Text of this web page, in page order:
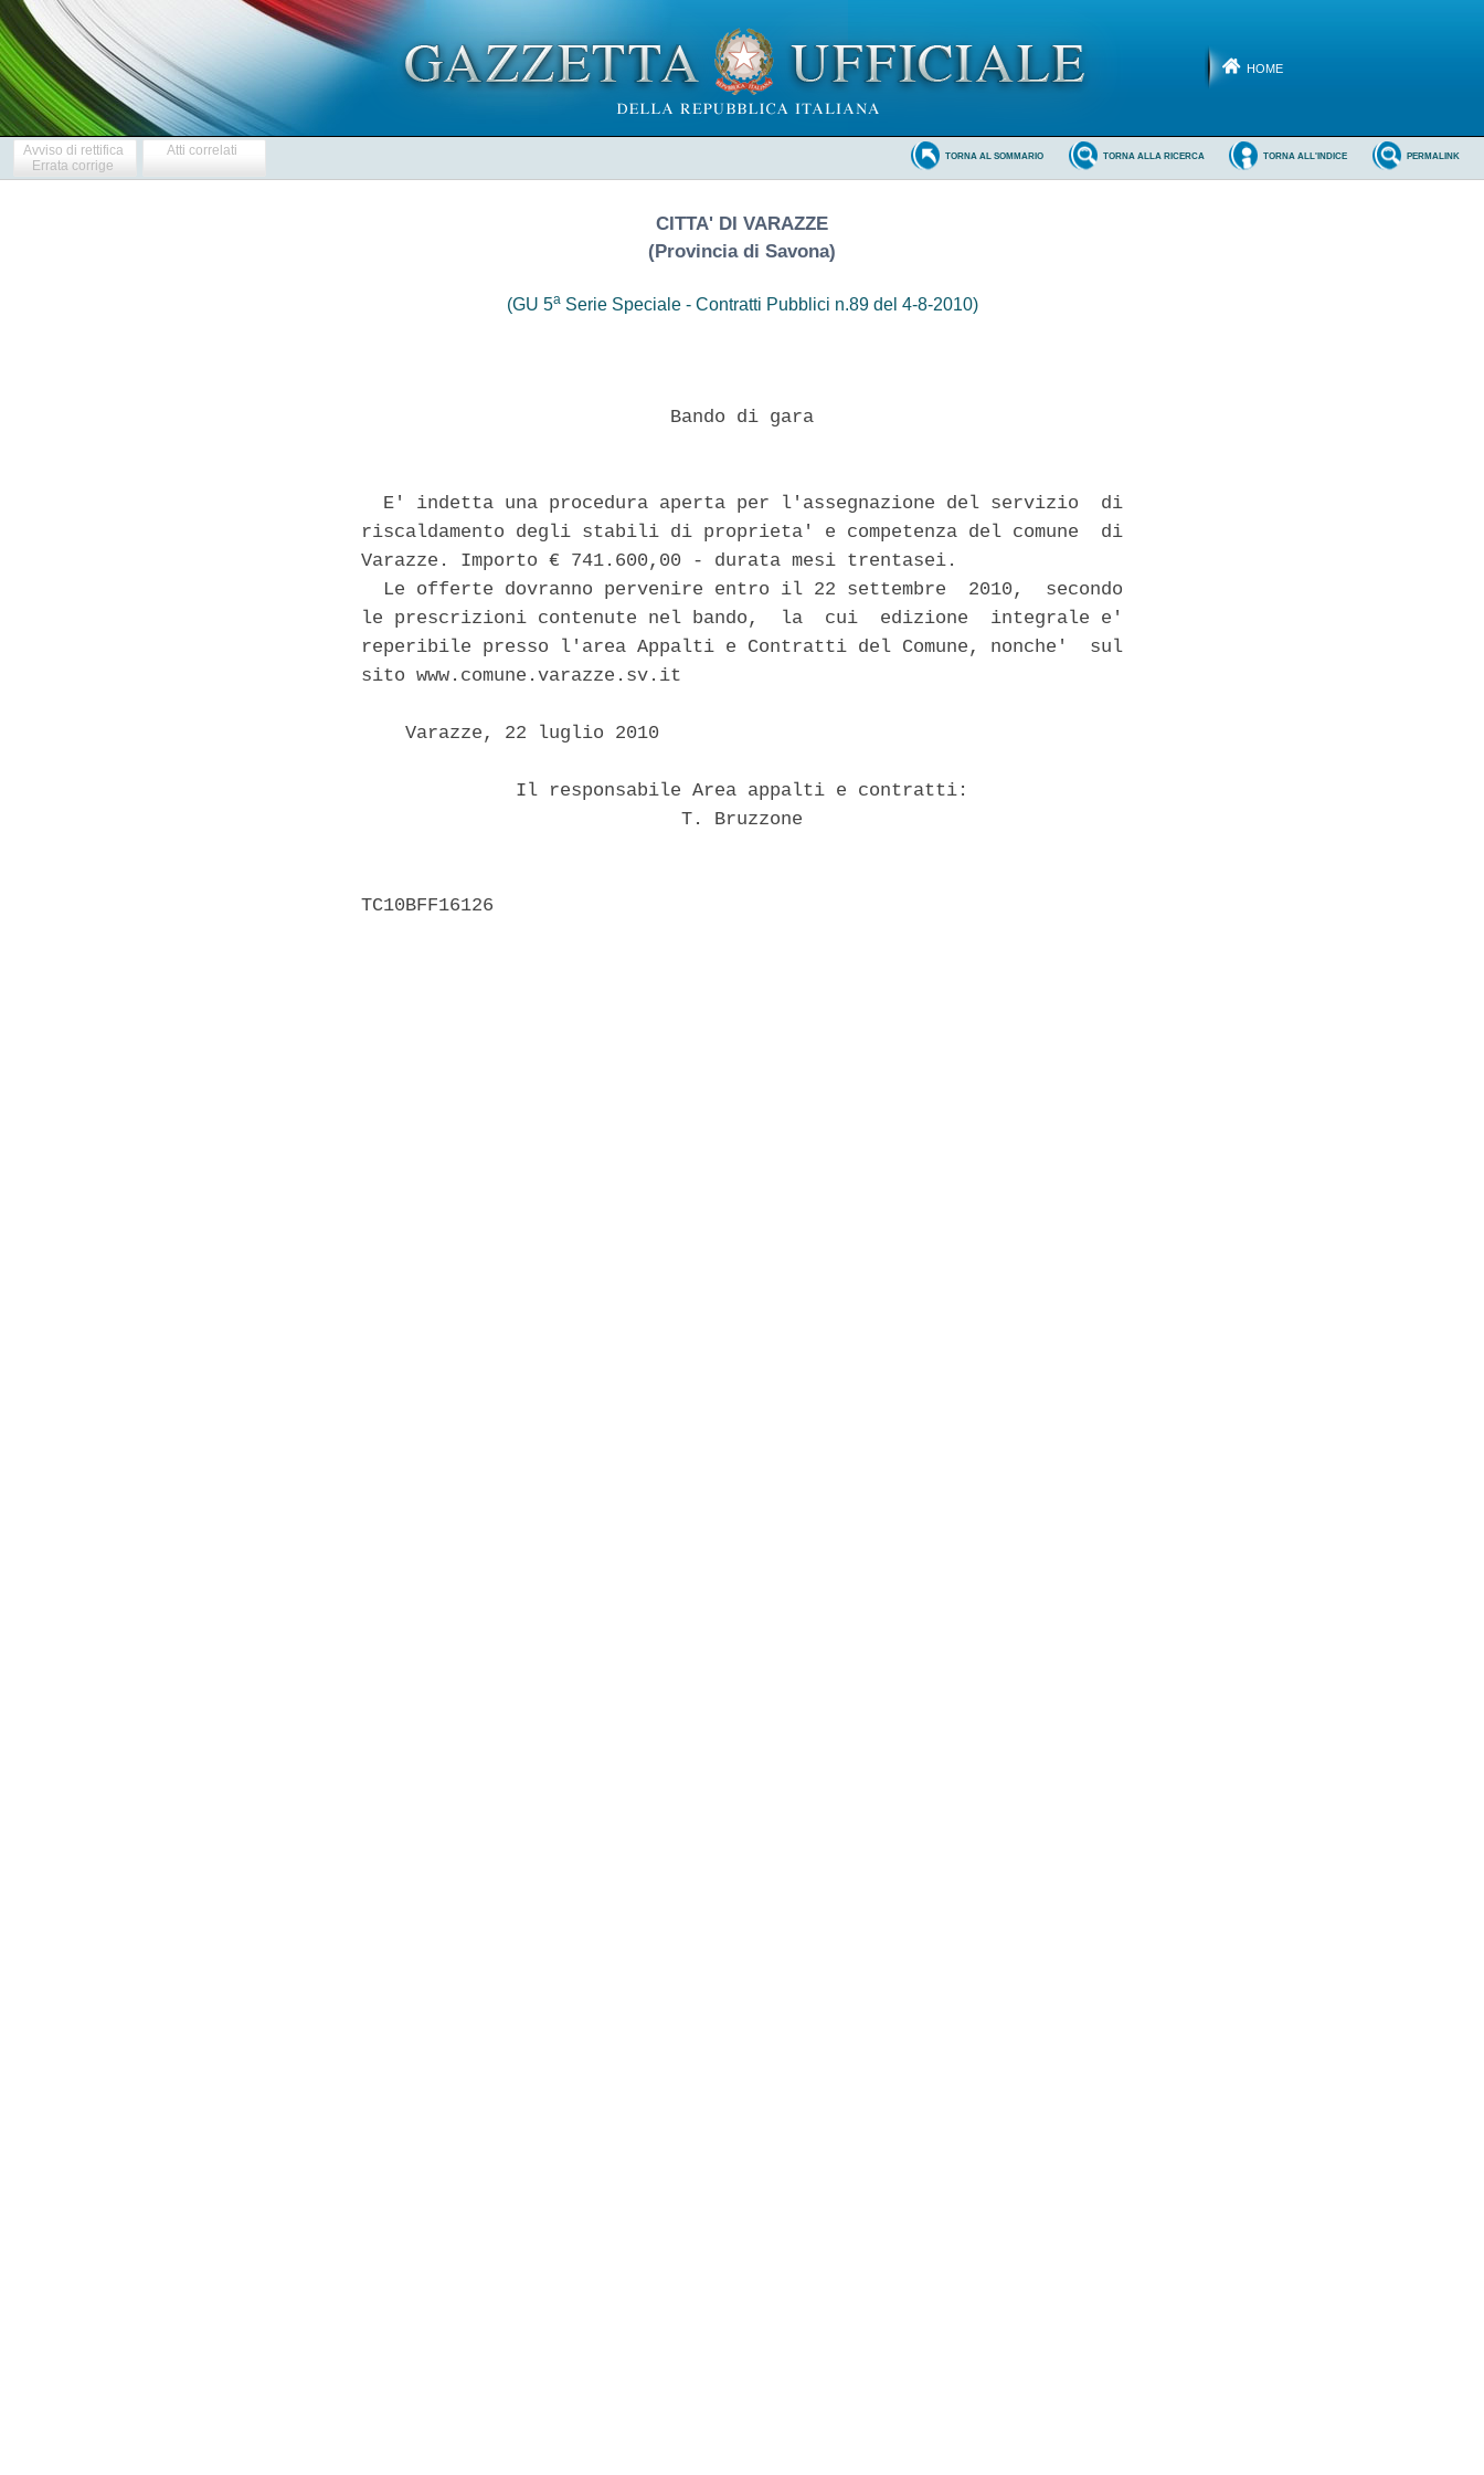
HOME
Avviso di rettifica
Errata corrige
Atti correlati PERMALINK
TORNA ALL'INDICE
TORNA ALLA RICERCA
TORNA AL SOMMARIO
CITTA' DI VARAZZE
(Provincia di Savona)
(GU 5aSerie Speciale - Contratti Pubblici n.89 del 4-8-2010)
                            Bando di gara
  E' indetta una procedura aperta per l'assegnazione del servizio  di
riscaldamento degli stabili di proprieta' e competenza del comune  di
Varazze. Importo € 741.600,00 - durata mesi trentasei.
  Le offerte dovranno pervenire entro il 22 settembre  2010,  secondo
le prescrizioni contenute nel bando,  la  cui  edizione  integrale e'
reperibile presso l'area Appalti e Contratti del Comune, nonche'  sul
sito www.comune.varazze.sv.it
    Varazze, 22 luglio 2010
              Il responsabile Area appalti e contratti:
                             T. Bruzzone